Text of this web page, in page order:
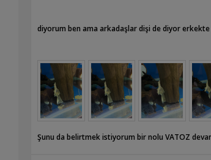
diyorum ben ama arkadaşlar dişi de diyor
Şunu da belirtmek istiyorum bir nolu VATOZ